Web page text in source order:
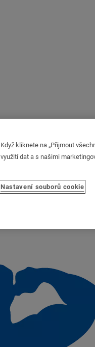
Když kliknete na „Přijmout
využití dat a s našimi
Nastavení souborů cookie